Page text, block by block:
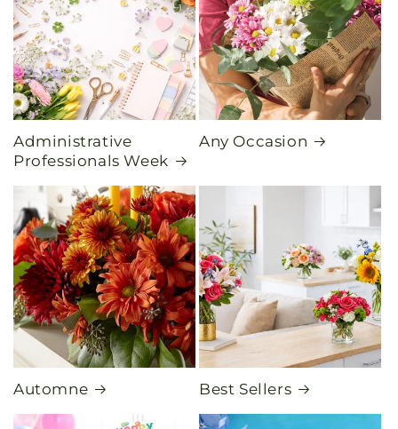
Administrative
Professionals Week
Any Occasion
Automne Best Sellers